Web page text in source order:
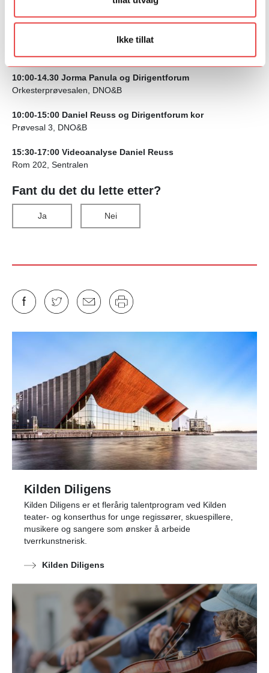
Ikke tillat
18:00-20:00 Videoanalyse Daniel Reuss
Rom 204, Sentralen
10:00-14.30 Jorma Panula og Dirigentforum
Orkesterprøvesalen, DNO&B
10:00-15:00 Daniel Reuss og Dirigentforum kor
Prøvesal 3
DNO&B
15:30-17:00 Videoanalyse Daniel Reuss
Rom 202, Sentralen
Fant du det du lette etter?
Ja Nei
Kilden Diligens
Kilden Diligens er et flerårig talentprogram ved Kilden
teater- og konserthus for unge regissører, skuespillere,
musikere og sangere som ønsker å arbeide
tverrkunstnerisk.
Kilden Diligens